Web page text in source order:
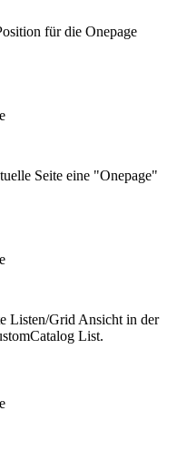
für die Onepage
Seite eine "Onepage"
Listen/Grid Ansicht in der
List.